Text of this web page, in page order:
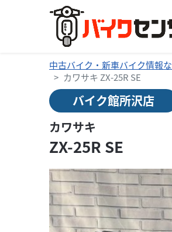
中古バイク・新車バイク情報
カワサキ ZX-25R SE
バイク館所沢店
カワサキ
ZX-25R SE